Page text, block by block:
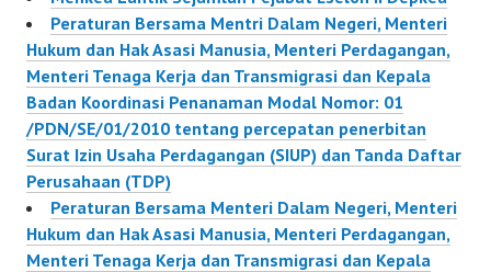
pelaksanaannya.
Berdasarkan…
Peraturan Bersama Mentri Dalam Negeri, Menteri
Hukum dan Hak Asasi Manusia, Menteri Perdagangan,
Menteri Tenaga Kerja dan Transmigrasi dan Kepala
Badan Koordinasi Penanaman Modal Nomor: 01
/PDN/SE/01/2010 tentang percepatan penerbitan
Surat Izin Usaha Perdagangan (SIUP) dan Tanda Daftar
Perusahaan (TDP)
Peraturan Bersama Menteri Dalam Negeri, Menteri
Hukum dan Hak Asasi Manusia, Menteri Perdagangan,
Menteri Tenaga Kerja dan Transmigrasi dan Kepala